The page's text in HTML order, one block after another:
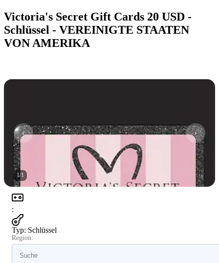
Victoria's Secret Gift Cards 20 USD -
Schlüssel - VEREINIGTE STAATEN
VON AMERIKA
1/1
:
Typ: Schlüssel
Region: